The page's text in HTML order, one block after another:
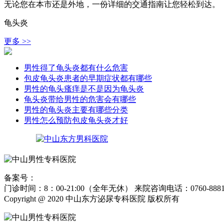
无论您在本市还是外地，一份详细的交通指南让您轻松到达。
龟头炎
更多 >>
男性得了龟头炎都有什么危害
包皮龟头炎患者的早期症状都有哪些
男性的龟头瘙痒是不是因为龟头炎
龟头炎带给男性的危害会有哪些
男性的龟头炎主要有哪些分类
男性怎么预防包皮龟头炎才好
备案号：
门诊时间：8：00-21:00（全年无休） 来院咨询电话：0760-
Copyright @ 2020 中山东方泌尿专科医院 版权所有